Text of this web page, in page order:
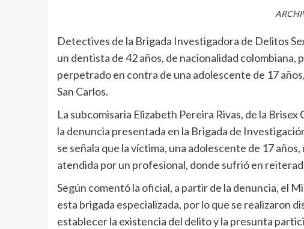
Detectives de la Brigada Investigadora de Delitos
un dentista de 42 años, de nacionalidad colombiana,
perpetrado en contra de una adolescente de 17
San Carlos.
La subcomisaria Elizabeth Pereira Rivas, de la
la denuncia presentada en la Brigada de
se señala que la víctima, una adolescente de 17
atendida por un profesional, donde sufrió en
Según comentó la oficial, a partir de la denuncia, el
esta brigada especializada, por lo que se realizaron
establecer la existencia del delito y la presunta